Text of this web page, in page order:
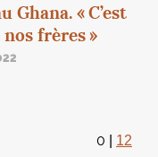
Ghana. «C’est
frères »
0 12